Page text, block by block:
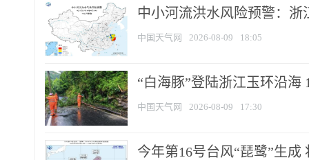
中小河流洪水风险预警：
中国天气网 2026-08-09 18:05
“白海豚”登陆浙江玉环沿海
中国天气网 2026-08-09 17:30
今年第16号台风“琵鹭”生